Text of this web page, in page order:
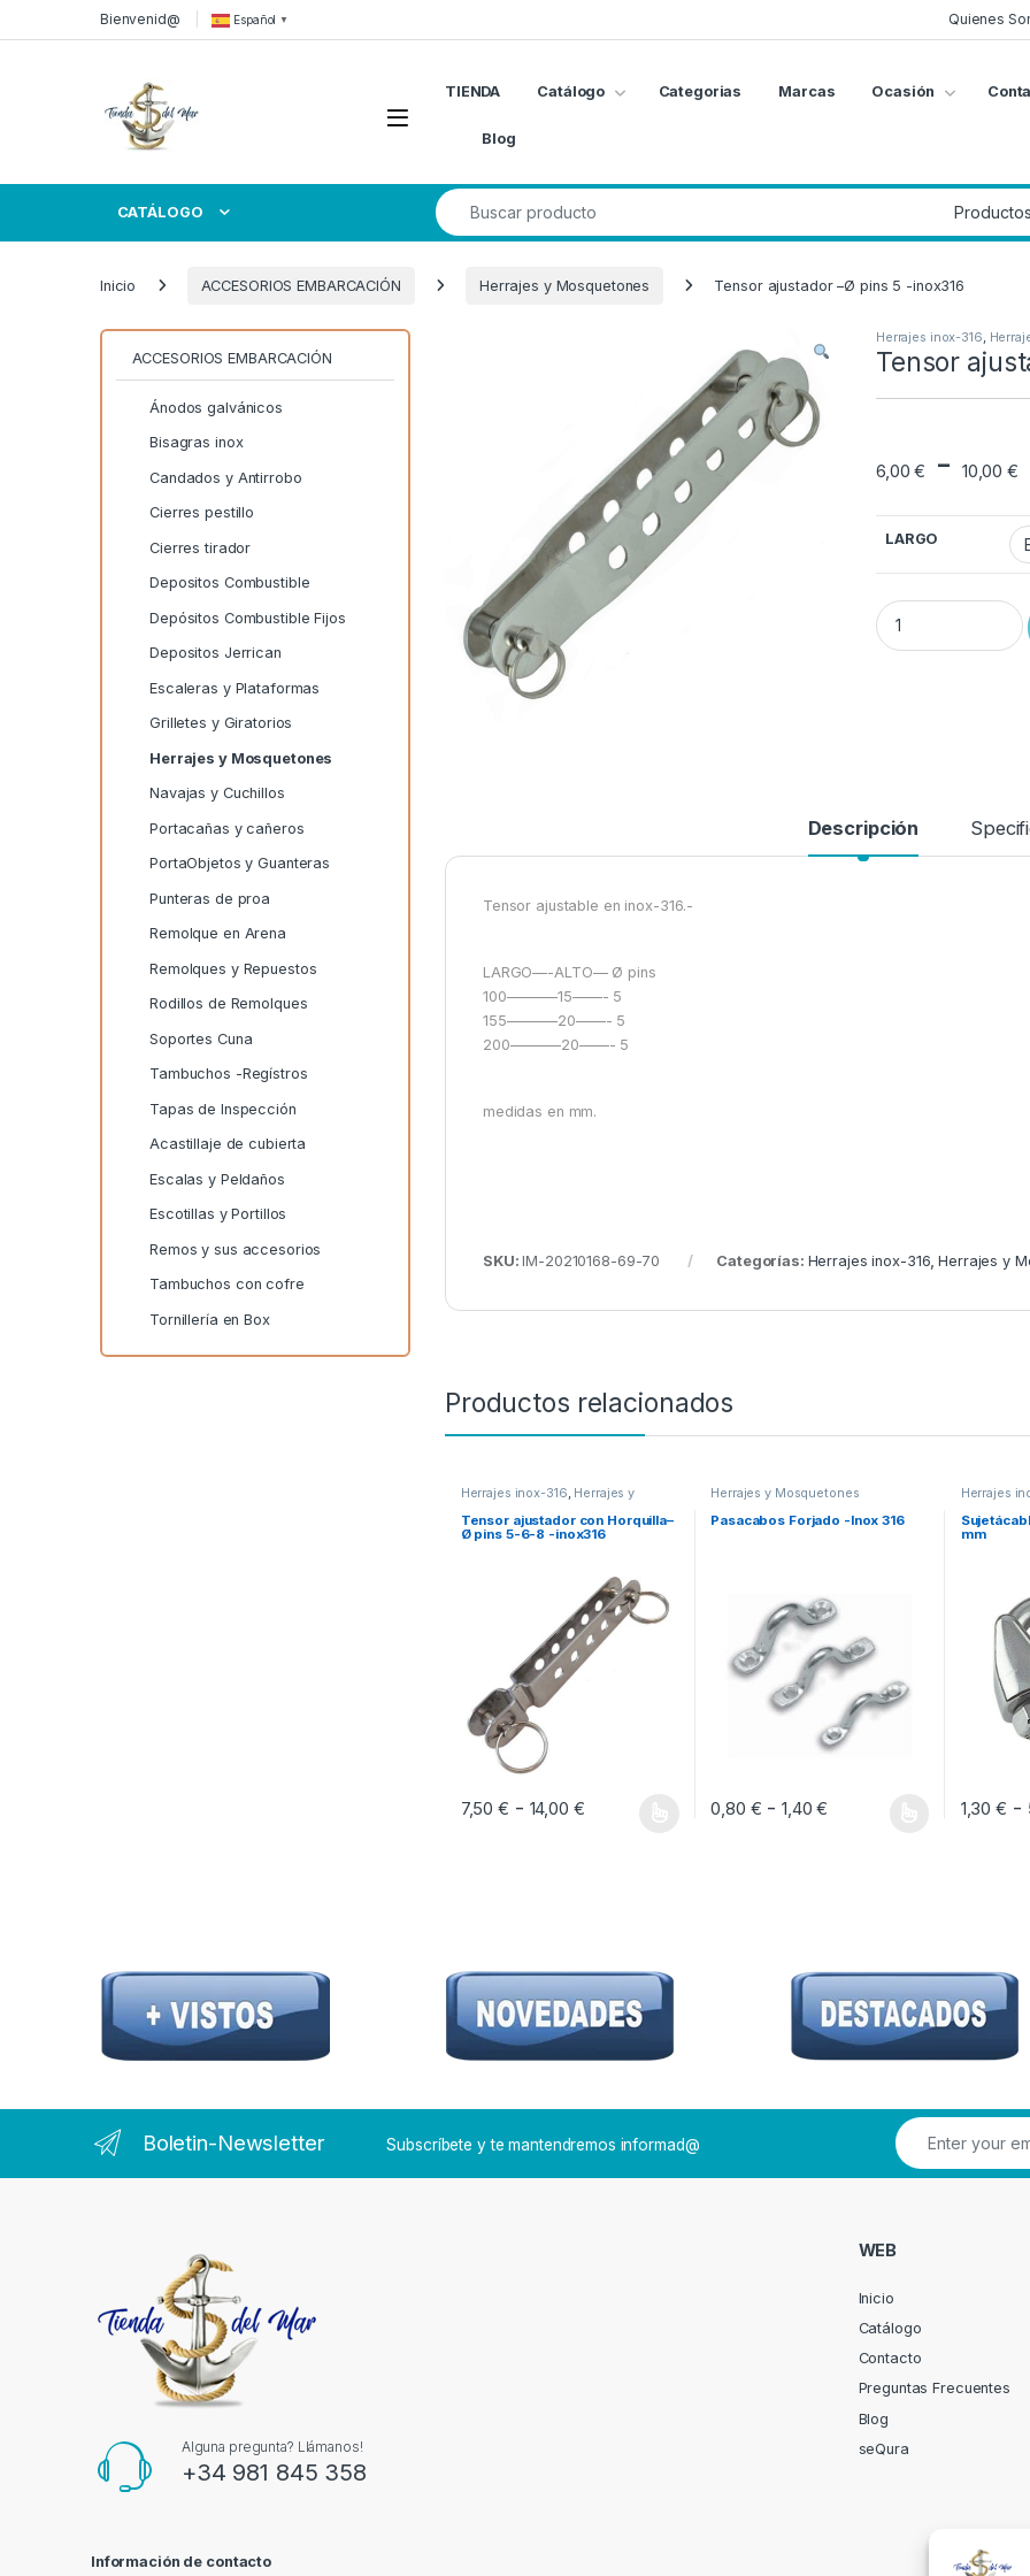
Skip to navigation
Skip to contentBienvenid@ Español ▼ Quienes
Open
TIENDA Catálogo Categorias Marcas Ocasión
Blog
CATÁLOGO
Search for:
Inicio ACCESORIOS EMBARCACIÓN Herrajes y Mosquetones Tensor ajustador –Ø pins 5 -inox316
Herrajes inox-316
Tensor
6,00€ - 10,00€
LARGO
Tensor ajustador --
Descripción
Tensor ajustable en inox-316.-
LARGO—-ALTO— Ø pins
100———–15——- 5
155———–20——- 5
200———–20——- 5
medidas en mm.
SKU:IM-20210168-69-70 Categorías: Herrajes inox-316,Herrajes y
Productos relacionados
Herrajes inox-316, Herrajes y
Tensor ajustador con Horquilla–
Ø pins 5-6-8 -inox316
7,50€ - 14,00 €Rango de precios: desde 7,50 € hasta 14,00 €
Herrajes y Mosquetones
Pasacabos Forjado -Inox 316
0,80 € - 1,40€ Rango de precios:
Herrajes
mm
1,30€ -
ACCESORIOS EMBARCACIÓN
Ánodos galvánicos
Bisagras inox
Candados y Antirrobo
Cierres pestillo
Cierres tirador
Depositos Combustible
Depósitos Combustible Fijos
Depositos Jerrican
Escaleras y Plataformas
Grilletes y Giratorios
Herrajes y Mosquetones
Navajas y Cuchillos
Portacañas y cañeros
PortaObjetos y Guanteras
Punteras de proa
Remolque en Arena
Remolques y Repuestos
Rodillos de Remolques
Soportes Cuna
Tambuchos -Regístros
Tapas de Inspección
Acastillaje de cubierta
Escalas y Peldaños
Escotillas y Portillos
Remos y sus accesorios
Tambuchos con cofre
Tornillería en Box
Boletin-Newsletter Subscríbete y te mantendremos informad@
Alguna pregunta? Llámanos!
+34 981 845 358
Información de contacto
WEB
Inicio
Catálogo
Contacto
Preguntas Frecuentes
Blog
seQura